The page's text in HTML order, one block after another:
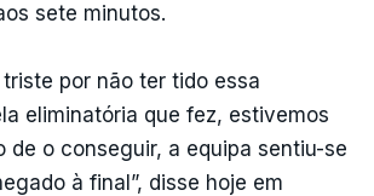
sete minutos.
triste por não ter tido essa
eliminatória que fez, estivemos
de o conseguir, a equipa sentiu-se
à final”, disse hoje em